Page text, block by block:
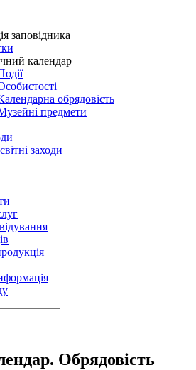
заповідника
календар
обрядовість
предмети
заходи
Обрядовість